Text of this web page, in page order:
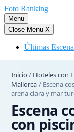
Saltar
al
contenido
Foto Ranking
Menu
Close Menu X
Últimas
Inicio / Hoteles con
Mallorca/ Escena
arena clara y mar
Escena
con